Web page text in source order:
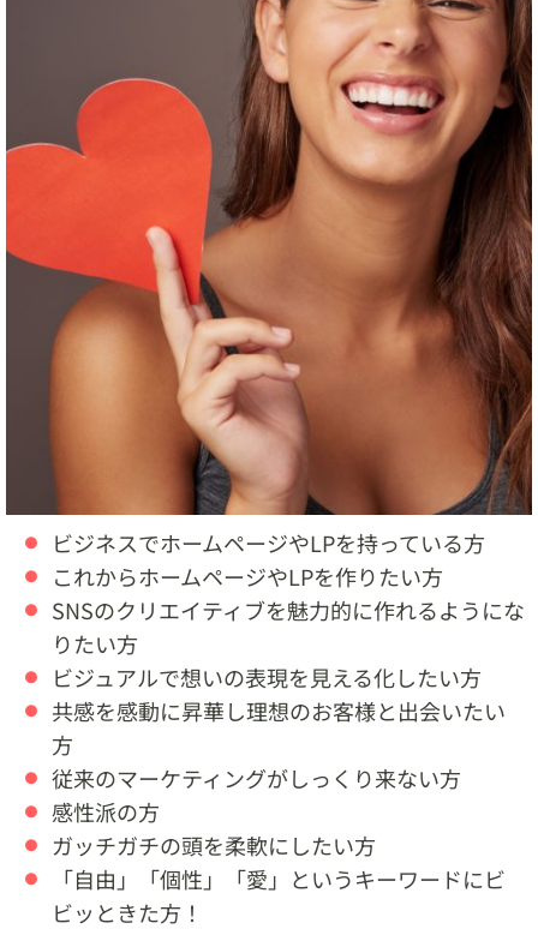
ビジネスでホームページやLPを持っている方
これからホームページやLPを作りたい方
SNSのクリエイティブを魅力的に作れるようにな
りたい方
ビジュアルで想いの表現を見える化したい方
共感を感動に昇華し理想のお客様と出会いたい
方
従来のマーケティングがしっくり来ない方
感性派の方
ガッチガチの頭を柔軟にしたい方
「自由」「個性」「愛」というキーワードにビ
ビッときた方！